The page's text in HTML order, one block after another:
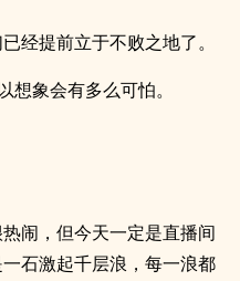
经提前立于不败之地了。
象会有多么可怕。
闹，但今天一定是直播间
石激起千层浪，每一浪都